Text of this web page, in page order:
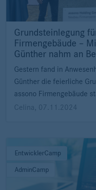
Grundsteinlegung
Firmengebäude –
Günther nahm an
Gestern fand in
Günther die feierliche
assono Firmengebäude
Celina
07.11.2024
EntwicklerCamp
AdminCamp